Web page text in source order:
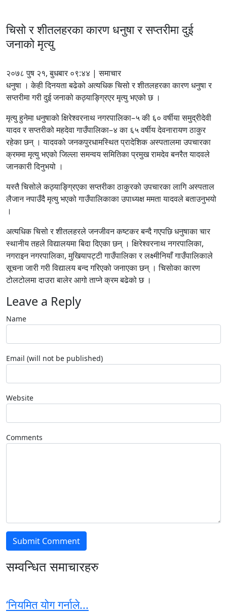
चिसो र शीतलहरका कारण धनुषा र सप्तरीमा दुई
जनाको मृत्यु
२०७८ पुष २१, बुधबार ०९:४४ | समाचार
धनुषा । केही दिनयता बढेको अत्यधिक चिसो र शीतलहरका कारण धनुषा र
सप्तरीमा गरी दुई जनाको कठ्याङ्ग्रिएर मृत्यु भएको छ ।
मृत्यु हुनेमा धनुषाको क्षिरेश्वरनाथ नगरपालिका–५ की ६० वर्षीया समुद्रीदेवी
यादव र सप्तरीको महदेवा गाउँपालिका–४ का ६५ वर्षीय देवनारायण ठाकुर
रहेका छन् । यादवको जनकपुरधामस्थित प्रादेशिक अस्पतालमा उपचारका
क्रममा मृत्यु भएको जिल्ला समन्वय समितिका प्रमुख रामदेव बनरैत यादवले
जानकारी दिनुभयो ।
यस्तै चिसोले कठ्याङ्ग्रिएका सप्तरीका ठाकुरको उपचारका लागि अस्पताल
लैजान नपाउँदै मृत्यु भएको गाउँपालिकाका उपाध्यक्ष ममता यादवले बताउनुभयो
।
अत्यधिक चिसो र शीतलहरले जनजीवन कष्टकर बन्दै गएपछि धनुषाका चार
स्थानीय तहले विद्यालयमा बिदा दिएका छन् । क्षिरेश्वरनाथ नगरपालिका,
नगराइन नगरपालिका, मुखियापट्टी गाउँपालिका र लक्ष्मीनियाँ गाउँपालिकाले
सूचना जारी गरी विद्यालय बन्द गरिएको जनाएका छन् । चिसोका कारण
टोलटोलमा दाउरा बालेर आगो ताप्ने क्रम बढेको छ ।
Leave a Reply
Name
Email (will not be published)
Website
Comments
सम्वन्धित समाचारहरु
‘नियमित योग गर्नाले...